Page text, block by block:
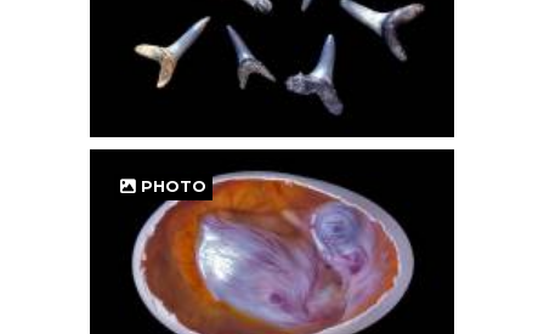
PHOTO